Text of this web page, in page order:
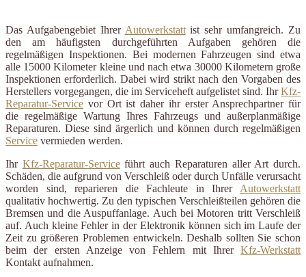
Das Aufgabengebiet Ihrer Autowerkstattist sehr umfangreich. Zu
den am häufigsten durchgeführten Aufgaben gehören die
regelmäßigen Inspektionen. Bei modernen Fahrzeugen sind etwa
alle 15000 Kilometer kleine und nach etwa 30000 Kilometern große
Inspektionen erforderlich. Dabei wird strikt nach den Vorgaben des
Herstellers vorgegangen, die im Serviceheft aufgelistet sind. IhrKfz-
Reparatur-Service vor Ort ist daher ihr erster Ansprechpartner für
die regelmäßige Wartung Ihres Fahrzeugs und außerplanmäßige
Reparaturen. Diese sind ärgerlich und können durch regelmäßigen
Service vermieden werden.
Ihr Kfz-Reparatur-Serviceführt auch Reparaturen aller Art durch.
Schäden, die aufgrund von Verschleiß oder durch Unfälle verursacht
worden sind, reparieren die Fachleute in Ihrer Autowerkstatt
qualitativ hochwertig. Zu den typischen Verschleißteilen gehören die
Bremsen und die Auspuffanlage. Auch bei Motoren tritt Verschleiß
auf. Auch kleine Fehler in der Elektronik können sich im Laufe der
Zeit zu größeren Problemen entwickeln. Deshalb sollten Sie schon
beim der ersten Anzeige von Fehlern mit Ihrer Kfz-Werkstatt
Kontakt aufnahmen.